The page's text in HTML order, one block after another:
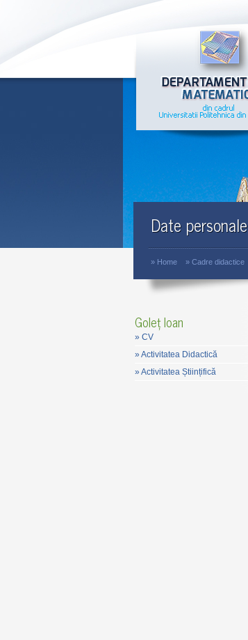
Date personale
» Home » Cadre didactice
Goleț Ioan
» CV
» Activitatea Didactică
» Activitatea Științifică